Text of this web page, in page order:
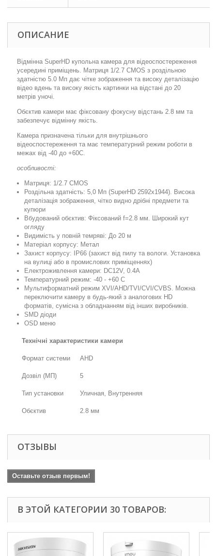
ОПИСАНИЕ
Відмінна SuperHD купольна камера для відеоспостереження
усередині приміщень. Матриця 1/2.7 CMOS з роздільною
здатністю 5.0 Мп дає чітке зображення та високу деталізацію
відео вдень та високу якість картинки на відстані до 20
метрів уночі.
Обєктив камери має фіксовану фокусну відстань 2.8 мм та
забезпечує відмінну якість.
Камера призначена тільки для внутрішнього
відеоспостереження та має температурний режим роботи в
межах від -40 до +60С.
особливості:
Матриця: 1/2.7 CMOS
Роздільна здатність: 5,0 Мп (SuperHD 2592x1944). Висока
деталізація зображення, чітко видно дрібні предмети та
купюри
Вбудований обєктив: Фіксований f=2.8 мм. Широкий кут
огляду
Видимість у повній темряві: До 20 м
Матеріал корпусу: Метал
Захист корпусу: IP66 (захист від пилу та вологи. Установка
на вулиці або в промислових приміщеннях)
Електроживлення камери: DC12V, 0.4А
Температурний режим: -40 - +60 C
Мультиформатний режим XVI/AHD/TVI/CVI/CVBS. Можна
переключити камеру в будь-який з аналогових HD
форматів, сумісна з обладнанням від інших виробників.
SMD діоди
OSD меню
Технічні характеристики камери
Формат системи AHD
Дозвіл (МП) 5
Тип установки Уличная, Внутренняя
Обєктив 2.8 мм
ОТЗЫВЫ
Оставьте отзыв первым!
В ЭТОЙ КАТЕГОРИИ 30 ТОВАРОВ: